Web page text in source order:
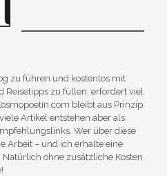
zu führen und kostenlos mit
Reisetipps zu füllen, erfordert viel
bleibt aus Prinzip
Artikel entstehen aber als
Wer über diese
Arbeit – und ich erhalte eine
ohne zusätzliche Kosten